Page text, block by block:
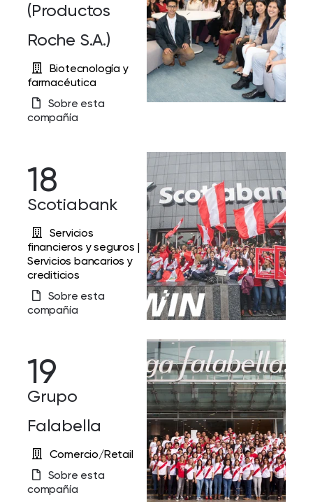
(Productos
Roche S.A.)
Biotecnología y
farmacéutica
Sobre esta
compañía
18
Scotiabank
Servicios
financieros y seguros |
Servicios bancarios y
crediticios
Sobre esta
compañía
19
Grupo
Falabella
Comercio/Retail
Sobre esta
compañía